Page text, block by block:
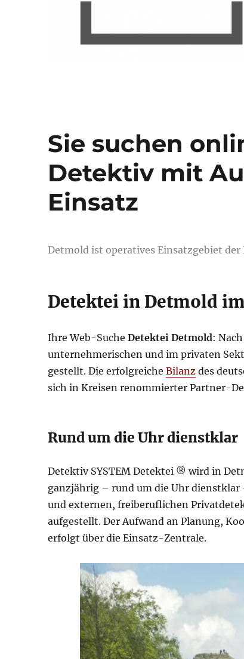
Sie suchen
Detektiv mit
Einsatz
Detmold ist operatives Einsatzgebiet der
Detektei in Detmold
Ihre Web-SucheDetektei Detmold:
unternehmerischen und im privaten
gestellt. Die erfolgreicheBilanz des
sich in Kreisen renommierter Partner-
Rund um die Uhr dienstklar
Detektiv SYSTEM Detektei ® wird in
ganzjährig – rund um die Uhr
und externen, freiberuflichen
aufgestellt. Der Aufwand an Planung,
erfolgt über die Einsatz-Zentrale.